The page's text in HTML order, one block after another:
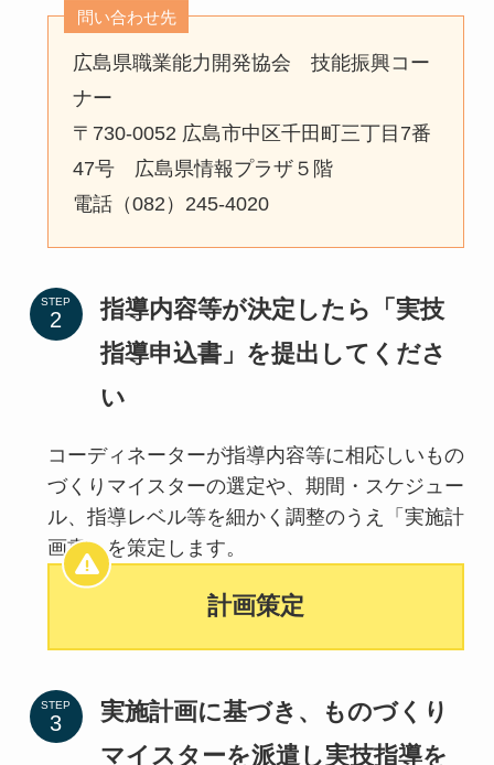
問い合わせ先
広島県職業能力開発協会 技能振興コー
ナー
〒730-0052 広島市中区千田町三丁目7番
47号 広島県情報プラザ５階
電話（082）245-4020
STEP
指導内容等が決定したら「実技
指導申込書」を提出してくださ
い
コーディネーターが指導内容等に相応しいもの
づくりマイスターの選定や、期間・スケジュー
ル、指導レベル等を細かく調整のうえ「実施計
画書」を策定します。
計画策定
STEP
実施計画に基づき、ものづくり
マイスターを派遣し実技指導を